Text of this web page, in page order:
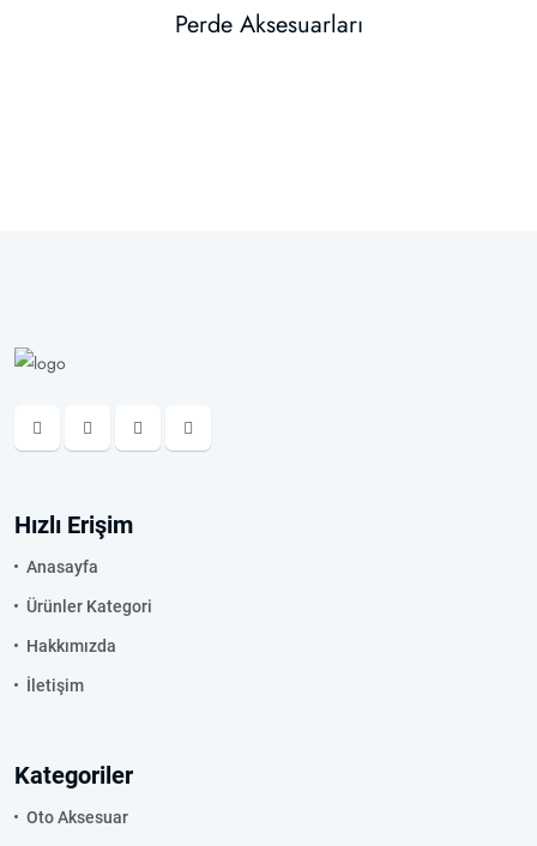
Perde Aksesuarları
Hızlı Erişim
Anasayfa
Ürünler Kategori
Hakkımızda
İletişim
Kategoriler
Oto Aksesuar